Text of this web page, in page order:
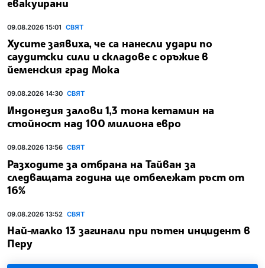
евакуирани
09.08.2026 15:01 СВЯТ
Хусите заявиха, че са нанесли удари по
саудитски сили и складове с оръжие в
йеменския град Мока
09.08.2026 14:30 СВЯТ
Индонезия залови 1,3 тона кетамин на
стойност над 100 милиона евро
09.08.2026 13:56 СВЯТ
Разходите за отбрана на Тайван за
следващата година ще отбележат ръст от
16%
09.08.2026 13:52 СВЯТ
Най-малко 13 загинали при пътен инцидент в
Перу